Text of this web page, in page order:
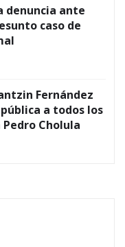
denuncia ante
caso de
Fernández
a todos los
Cholula